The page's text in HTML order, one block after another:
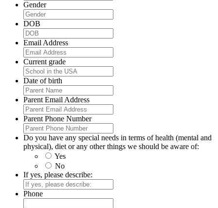
Gender
DOB
Email Address
Current grade
Date of birth
Parent Email Address
Parent Phone Number
Do you have any special needs in terms of health (mental and
physical), diet or any other things we should be aware of:
Yes
No
If yes, please describe:
Phone